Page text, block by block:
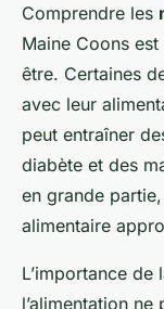
Comprendre les
Maine Coons
être. Certaines
avec leur
peut entraîner
diabète et des
en grande
alimentaire
L’importance de
l’alimentation